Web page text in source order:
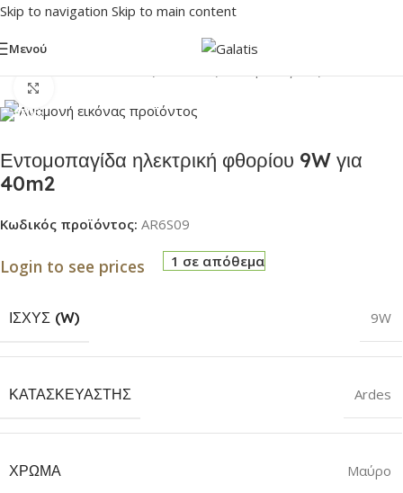
Skip to navigation Skip to main content
Μενού
Εντομοπαγίδα ηλεκτρική φθορίου 9W για
40m2
Κωδικός προϊόντος: AR6S09
Login to see prices 1 σε απόθεμα
ΙΣΧΎΣ (W) 9W
ΚΑΤΑΣΚΕΥΑΣΤΉΣ Ardes
ΧΡΏΜΑ Μαύρο